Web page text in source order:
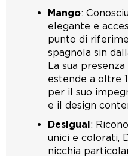
Mango:
elegante e
punto di
spagnola sin
La sua
estende a oltre
per il suo
e il design
Desigual:
unici e colorati,
nicchia